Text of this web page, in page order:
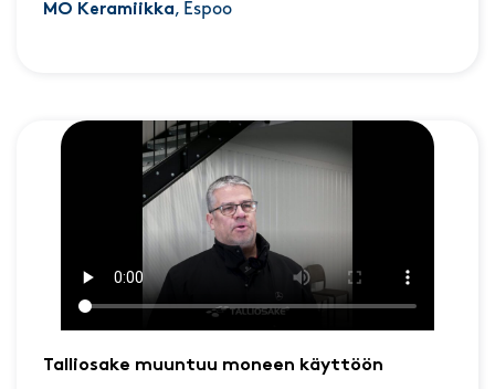
MO Keramiikka, Espoo
Talliosake muuntuu moneen käyttöön